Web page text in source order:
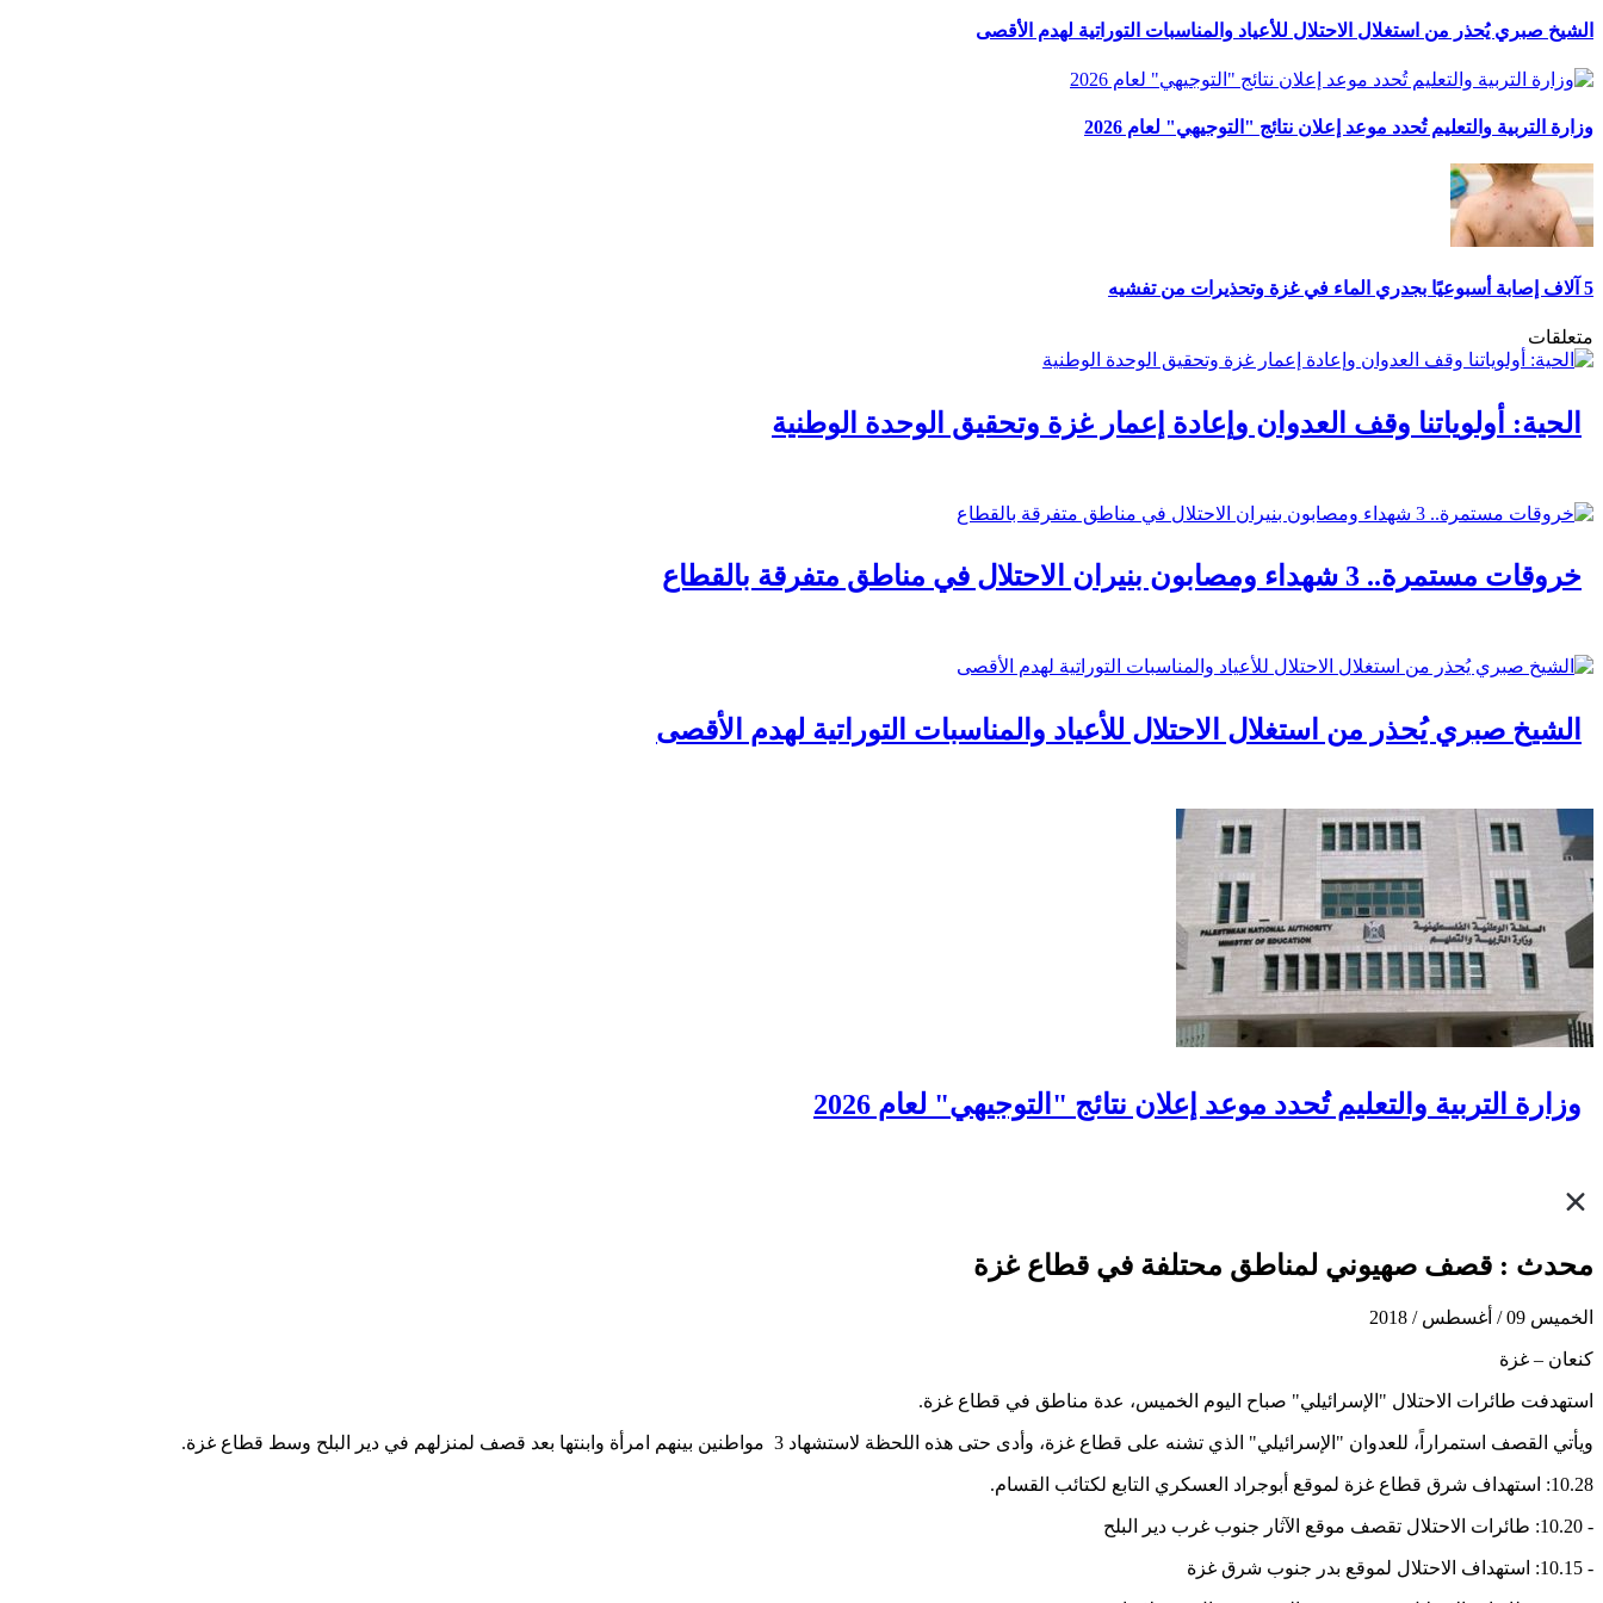
الشيخ صبري يُحذر من استغلال الاحتلال للأعياد والمناسبات التوراتية لهدم الأقصى
وزارة التربية والتعليم تُحدد موعد إعلان نتائج "التوجيهي" لعام 2026
5 آلاف إصابة أسبوعيًا بجدري الماء في غزة وتحذيرات من تفشيه
متعلقات
الحية: أولوياتنا وقف العدوان وإعادة إعمار غزة وتحقيق الوحدة الوطنية
خروقات مستمرة.. 3 شهداء ومصابون بنيران الاحتلال في مناطق متفرقة بالقطاع
الشيخ صبري يُحذر من استغلال الاحتلال للأعياد والمناسبات التوراتية لهدم الأقصى
وزارة التربية والتعليم تُحدد موعد إعلان نتائج "التوجيهي" لعام 2026
محدث : قصف صهيوني لمناطق محتلفة في قطاع غزة
الخميس 09 / أغسطس / 2018
كنعان – غزة
استهدفت طائرات الاحتلال "الإسرائيلي" صباح اليوم الخميس، عدة مناطق في قطاع غزة.
ويأتي القصف استمراراً، للعدوان "الإسرائيلي" الذي تشنه على قطاع غزة، وأدى حتى هذه اللحظة لاستشهاد 3 مواطنين بينهم امرأة وابنتها بعد قصف لمنزلهم في دير البلح وسط قطاع غزة.
10.28: استهداف شرق قطاع غزة لموقع أبوجراد العسكري التابع لكتائب القسام.
- 10.20: طائرات الاحتلال تقصف موقع الآثار جنوب غرب دير البلح
- 10.15: استهداف الاحتلال لموقع بدر جنوب شرق غزة